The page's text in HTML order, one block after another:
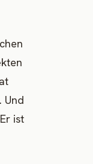
Und
ist